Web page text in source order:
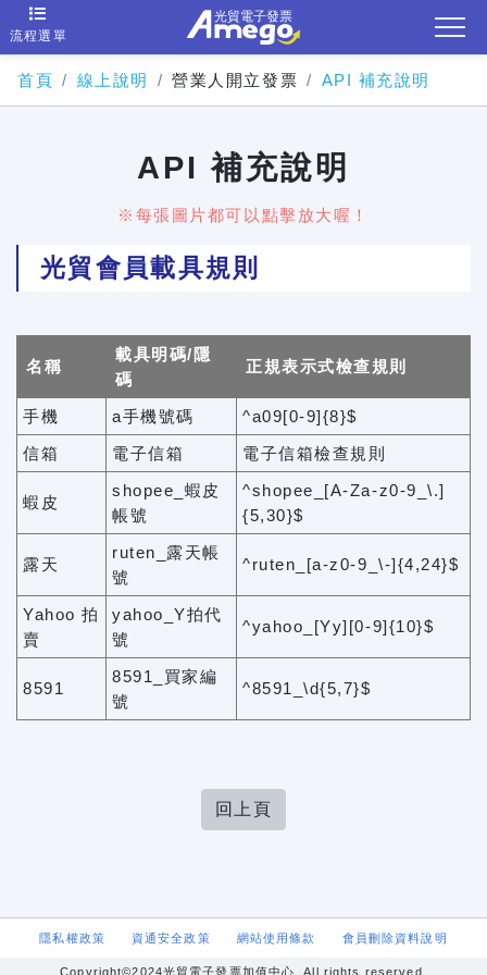
流程選單
首頁 線上說明 營業人開立發票 API 補充說明
API 補充說明
※每張圖片都可以點擊放大喔！
光貿會員載具規則
名稱
載具明碼/隱
碼
正規表示式檢查規則
手機 a手機號碼
^a09[0-9]{8}$
信箱
電子信箱 電子信箱檢查規則
蝦皮
shopee_蝦皮
帳號
^shopee_[A-Za-z0-9_\.]
{5,30}$
露天
ruten_露天帳
號
^ruten_[a-z0-9_\-]{4,24}$
Yahoo 拍
賣
yahoo_Y拍代
號
^yahoo_[Yy][0-9]{10}$
8591
8591_買家編
號
^8591_\d{5,7}$
回上頁
隱私權政策 資通安全政策 網站使用條款 會員刪除資料說明
Copyright©2024光貿電子發票加值中心. All rights reserved.